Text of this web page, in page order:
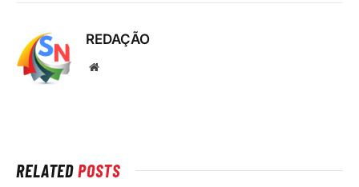
REDAÇÃO
Local
RELATEDPOSTS